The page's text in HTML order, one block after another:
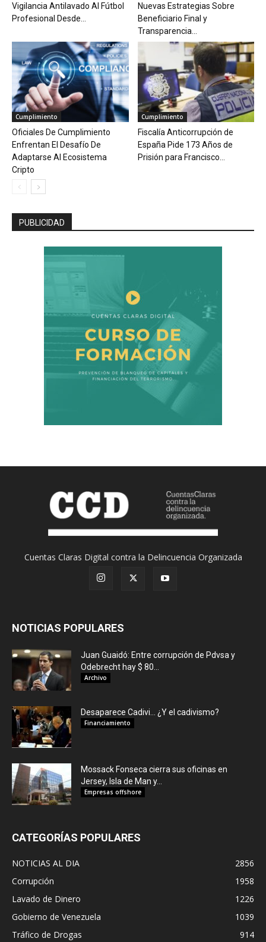
Vigilancia Antilavado Al Fútbol
Profesional Desde...
Nuevas Estrategias Sobre
Beneficiario Final y
Transparencia...
Cumplimiento
Oficiales De Cumplimiento
Enfrentan El Desafío De
Adaptarse Al Ecosistema
Cripto
Cumplimiento
Fiscalía Anticorrupción de
España Pide 173 Años de
Prisión para Francisco...
PUBLICIDAD
Cuentas Claras Digital contra la Delincuencia Organizada
NOTICIAS POPULARES
Juan Guaidó: Entre corrupción de Pdvsa y
Odebrecht hay $ 80...
Archivo
Desaparece Cadivi… ¿Y el cadivismo?
Financiamiento
Mossack Fonseca cierra sus oficinas en
Jersey, Isla de Man y...
Empresas offshore
CATEGORÍAS POPULARES
NOTICIAS AL DIA
2856
Corrupción
1958
Lavado de Dinero
1226
Gobierno de Venezuela
1039
Tráfico de Drogas
914